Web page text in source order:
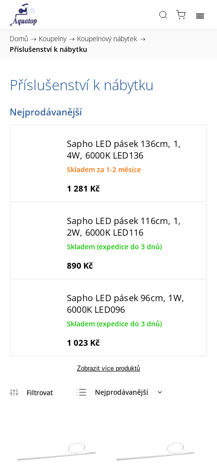
Domů / Koupelny / Koupelnový nábytek /
Příslušenství k nábytku
Příslušenství k nábytku
Nejprodávanější
Sapho LED pásek 136cm, 1,
4W, 6000K LED136
Skladem za 1-2 měsíce
1 281 Kč
Sapho LED pásek 116cm, 1,
2W, 6000K LED116
Skladem (expedice do 3 dnů)
890 Kč
Sapho LED pásek 96cm, 1W,
6000K LED096
Skladem (expedice do 3 dnů)
1 023 Kč
Zobrazit více produktů
Nejprodávanější